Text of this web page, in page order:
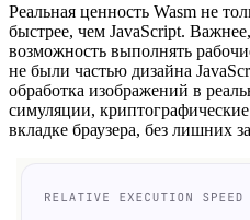
Реальная ценность Wasm не
быстрее, чем JavaScript.
возможность выполнять
не были частью дизайна
обработка изображений в
симуляции,
вкладке браузера, без лишних